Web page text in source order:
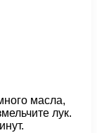
масла,
лук.